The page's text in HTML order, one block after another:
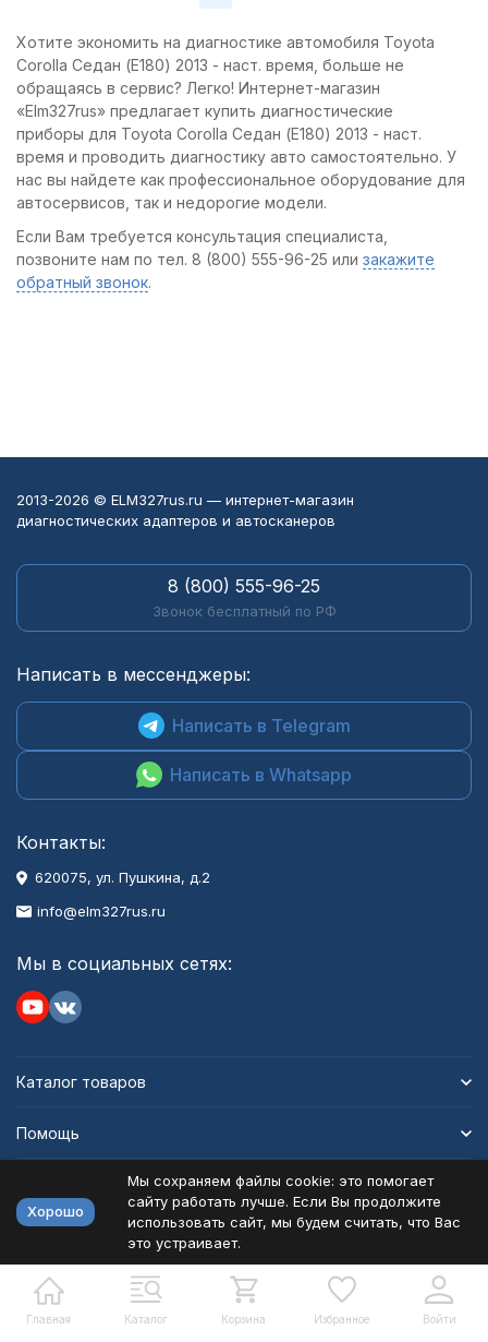
Хотите экономить на диагностике автомобиля Toyota
Corolla Седан (E180) 2013 - наст. время, больше не
обращаясь в сервис? Легко! Интернет-магазин
«Elm327rus» предлагает купить диагностические
приборы для Toyota Corolla Седан (E180) 2013 - наст.
время и проводить диагностику авто самостоятельно. У
нас вы найдете как профессиональное оборудование для
автосервисов, так и недорогие модели.
Если Вам требуется консультация специалиста,
позвоните нам по тел. 8 (800) 555-96-25 или закажите
обратный звонок.
Главная Каталог Корзина Избранное Войти
2013-2026 © ELM327rus.ru — интернет-магазин
диагностических адаптеров и автосканеров
8 (800) 555-96-25
Звонок бесплатный по РФ
Написать в мессенджеры:
Написать в Telegram
Написать в Whatsapp
Контакты:
620075, ул. Пушкина, д.2
info@elm327rus.ru
Мы в социальных сетях:
Каталог товаров
Помощь
Политика персональных данных
Разработано в bodysite.ru
Хорошо
Мы сохраняем файлы cookie: это помогает
сайту работать лучше. Если Вы продолжите
использовать сайт, мы будем считать, что Вас
это устраивает.